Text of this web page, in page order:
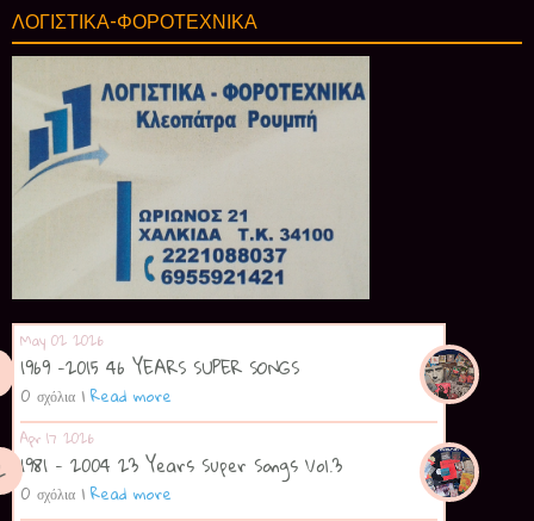
ΛΟΓΙΣΤΙΚΑ-ΦΟΡΟΤΕΧΝΙΚΑ
May 02 2026
1969 -2015 46 YEARS SUPER SONGS
0 σχόλια | Read more
Apr 17 2026
1981 - 2004 23 Years Super Songs Vol.3
0 σχόλια | Read more